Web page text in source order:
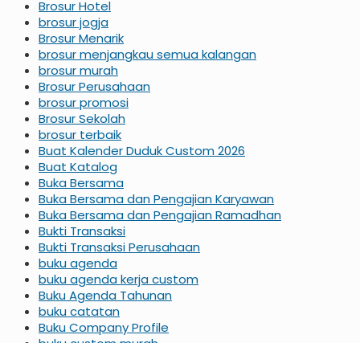
Brosur Hotel
brosur jogja
Brosur Menarik
brosur menjangkau semua kalangan
brosur murah
Brosur Perusahaan
brosur promosi
Brosur Sekolah
brosur terbaik
Buat Kalender Duduk Custom 2026
Buat Katalog
Buka Bersama
Buka Bersama dan Pengajian Karyawan
Buka Bersama dan Pengajian Ramadhan
Bukti Transaksi
Bukti Transaksi Perusahaan
buku agenda
buku agenda kerja custom
Buku Agenda Tahunan
buku catatan
Buku Company Profile